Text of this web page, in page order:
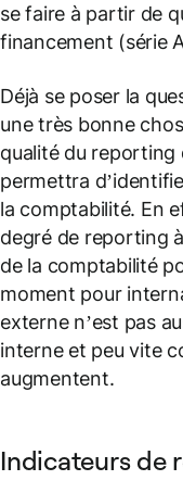
se faire à partir de
financement (série
Déjà se poser la
une très bonne
qualité du reporting
permettra
la comptabilité. En
degré de reporting
de la comptabilité
moment pour
externe n’est pas
interne et peu vite
augmentent.
Indicateurs de